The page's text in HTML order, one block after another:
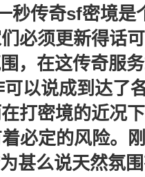
秒传奇sf密境是
必须更新得话
，在这传奇服
以说成到达了
打密境的近况
必定的风险。
甚么说天然氛